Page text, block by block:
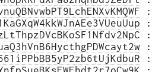
:
:
:
:
: